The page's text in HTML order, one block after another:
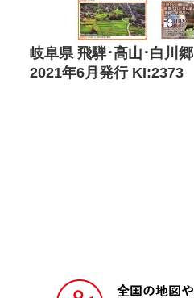
岐阜県 飛騨･高山･白川郷
2021年6月発行 KI:2373